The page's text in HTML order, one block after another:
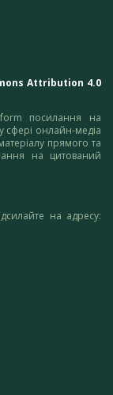
Attribution 4.0
посилання на
у сфері онлайн-медіа
прямого та
на цитований
на адресу: